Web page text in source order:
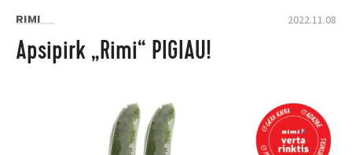
RIMI 2022.11.08
Apsipirk „Rimi“ PIGIAU!